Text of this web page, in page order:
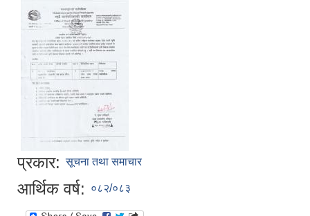
प्रकार: सूचना तथा समाचार
आर्थिक वर्ष: ०८२/०८३